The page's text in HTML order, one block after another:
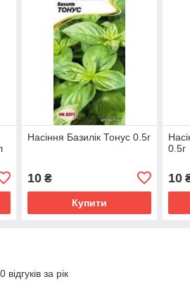
Насіння Базилік Тонус 0.5г
10₴
Купити
0.5г
10
за рік